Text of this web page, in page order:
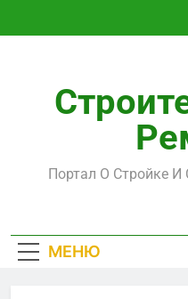
Портал О Стройке И
МЕНЮ